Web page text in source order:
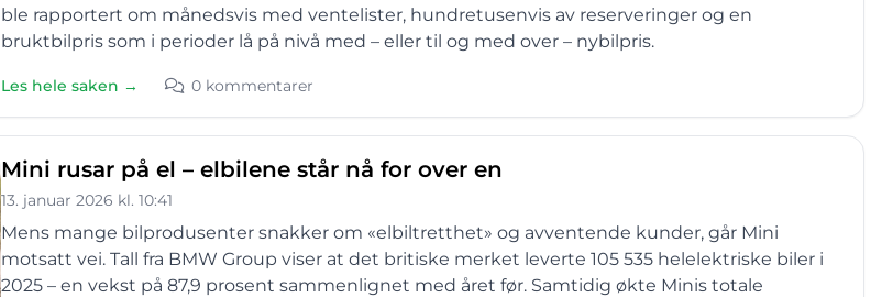
ble rapportert om månedsvis med ventelister, hundretusenvis av reserveringer og en
bruktbilpris som i perioder lå på nivå med – eller til og med over – nybilpris.
Les hele saken → 0 kommentarer
Mini rusar på el – elbilene står nå for over en
13. januar 2026 kl. 10:41
Mens mange bilprodusenter snakker om «elbiltretthet» og avventende kunder, går Mini
motsatt vei. Tall fra BMW Group viser at det britiske merket leverte 105 535 helelektriske biler i
2025 – en vekst på 87,9 prosent sammenlignet med året før. Samtidig økte Minis totale